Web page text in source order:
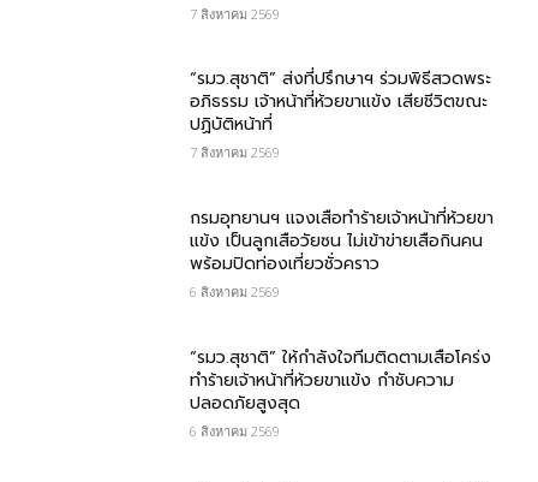
7 สิงหาคม 2569
“รมว.สุชาติ” ส่งที่ปรึกษาฯ ร่วมพิธีสวดพระ
อภิธรรม เจ้าหน้าที่ห้วยขาแข้ง เสียชีวิตขณะ
ปฏิบัติหน้าที่
7 สิงหาคม 2569
กรม​อุทยานฯ แจงเสือทำร้ายเจ้าหน้าที่ห้วยขา
แข้ง เป็นลูกเสือวัยซน ไม่เข้าข่ายเสือกินคน
พร้อมปิดท่องเที่ยวชั่วคราว
6 สิงหาคม 2569
“รมว.สุชาติ” ให้กำลังใจทีมติดตามเสือโคร่ง
ทำร้ายเจ้าหน้าที่ห้วยขาแข้ง กำชับความ
ปลอดภัยสูงสุด
6 สิงหาคม 2569